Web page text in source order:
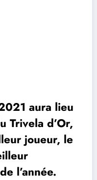
aura lieu
Trivela d’Or,
joueur, le
l’année.